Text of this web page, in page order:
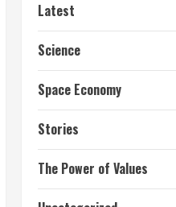
Latest
Science
Space Economy
Stories
The Power of Values